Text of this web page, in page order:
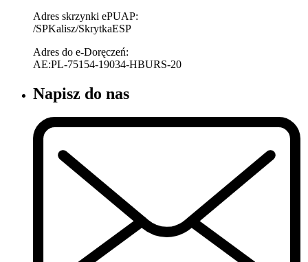
Adres skrzynki ePUAP:
/SPKalisz/SkrytkaESP
Adres do e-Doręczeń:
AE:PL-75154-19034-HBURS-20
Napisz do nas